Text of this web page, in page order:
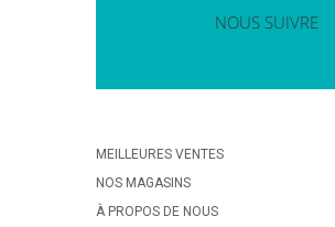
NOUS SUIVRE
MEILLEURES VENTES
NOS MAGASINS
À PROPOS DE NOUS